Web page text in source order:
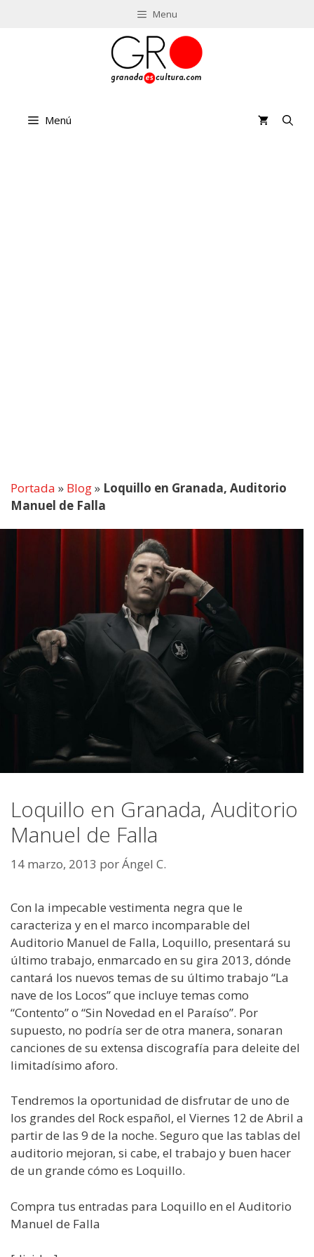
Menu
Menú
Portada » Blog» Loquillo en Granada, Auditorio
Manuel de Falla
Loquillo en Granada, Auditorio
Manuel de Falla
14 marzo, 2013 porÁngel C.
Con la impecable vestimenta negra que le
caracteriza y en el marco incomparable del
Auditorio Manuel de Falla, Loquillo, presentará su
último trabajo, enmarcado en su gira 2013, dónde
cantará los nuevos temas de su último trabajo “La
nave de los Locos” que incluye temas como
“Contento” o “Sin Novedad en el Paraíso”. Por
supuesto, no podría ser de otra manera, sonaran
canciones de su extensa discografía para deleite del
limitadísimo aforo.
Tendremos la oportunidad de disfrutar de uno de
los grandes del Rock español, el Viernes 12 de Abril a
partir de las 9 de la noche. Seguro que las tablas del
auditorio mejoran, si cabe, el trabajo y buen hacer
de un grande cómo es Loquillo.
Compra tus entradas para Loquillo en el Auditorio
Manuel de Falla